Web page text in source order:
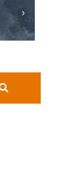
21°C
›